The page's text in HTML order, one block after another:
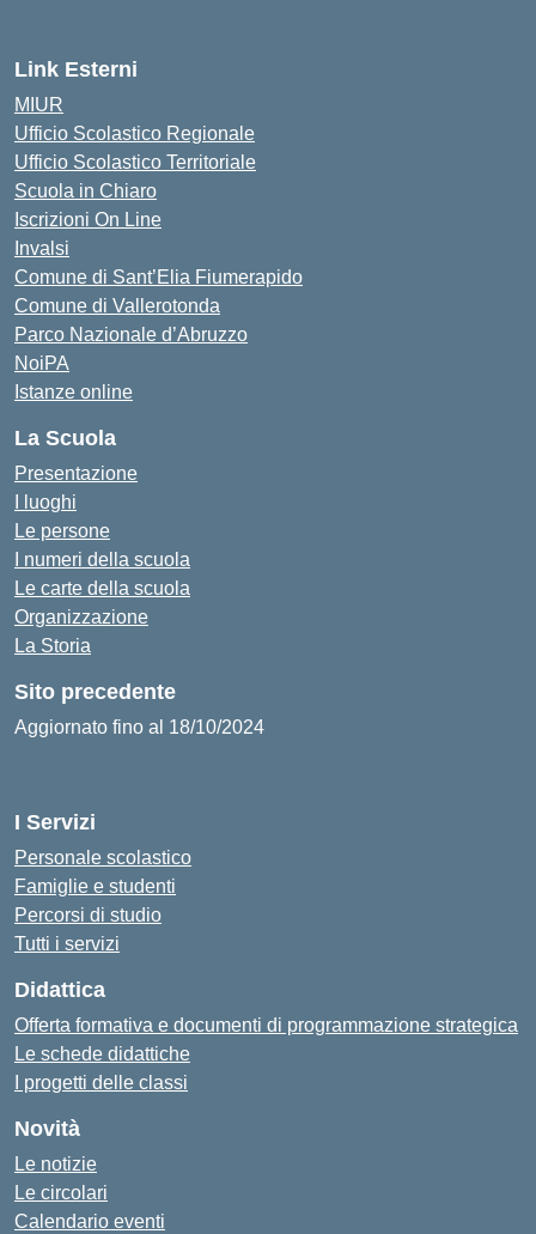
Link Esterni
MIUR
Ufficio Scolastico Regionale
Ufficio Scolastico Territoriale
Scuola in Chiaro
Iscrizioni On Line
Invalsi
Comune di Sant’Elia Fiumerapido
Comune di Vallerotonda
Parco Nazionale d’Abruzzo
NoiPA
Istanze online
La Scuola
Presentazione
I luoghi
Le persone
I numeri della scuola
Le carte della scuola
Organizzazione
La Storia
Sito precedente
Aggiornato fino al 18/10/2024
I Servizi
Personale scolastico
Famiglie e studenti
Percorsi di studio
Tutti i servizi
Didattica
Offerta formativa e documenti di programmazione strategica
Le schede didattiche
I progetti delle classi
Novità
Le notizie
Le circolari
Calendario eventi